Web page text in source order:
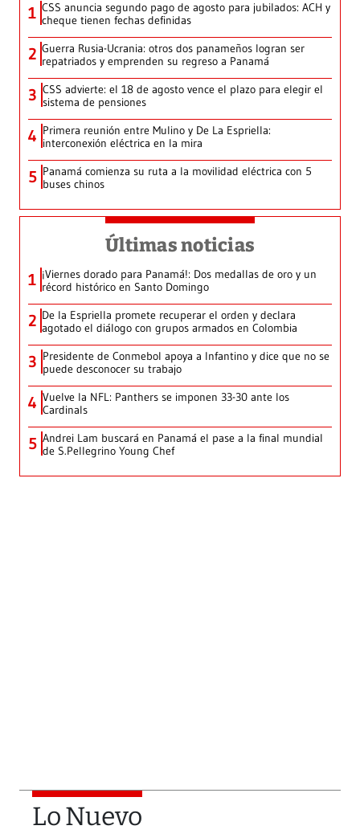
1 CSS anuncia segundo pago de agosto para jubilados: ACH y
cheque tienen fechas definidas
2 Guerra Rusia-Ucrania: otros dos panameños logran ser
repatriados y emprenden su regreso a Panamá
3 CSS advierte: el 18 de agosto vence el plazo para elegir el
sistema de pensiones
4 Primera reunión entre Mulino y De La Espriella:
interconexión eléctrica en la mira
5 Panamá comienza su ruta a la movilidad eléctrica con 5
buses chinos
Últimas noticias
1 ¡Viernes dorado para Panamá!: Dos medallas de oro y un
récord histórico en Santo Domingo
2 De la Espriella promete recuperar el orden y declara
agotado el diálogo con grupos armados en Colombia
3 Presidente de Conmebol apoya a Infantino y dice que no se
puede desconocer su trabajo
4 Vuelve la NFL: Panthers se imponen 33-30 ante los
Cardinals
5 Andrei Lam buscará en Panamá el pase a la final mundial
de S.Pellegrino Young Chef
Lo Nuevo